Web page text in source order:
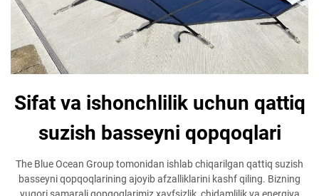
Sifat va ishonchlilik uchun qattiq
suzish basseyni qopqoqlari
The Blue Ocean Group tomonidan ishlab chiqarilgan qattiq suzish
basseyni qopqoqlarining ajoyib afzalliklarini kashf qiling. Bizning